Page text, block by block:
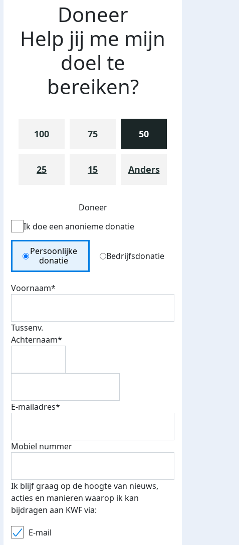
Doneer
Help jij me mijn
doel te
bereiken?
100 75 50
25 15 Anders
Doneer
Ik doe een anonieme donatie
Donation Type
Persoonlijke
donatie
Bedrijfsdonatie
Voornaam*
Tussenv.
Achternaam*
E-mailadres*
Mobiel nummer
Ik blijf graag op de hoogte van nieuws,
acties en manieren waarop ik kan
bijdragen aan KWF via:
E-mail